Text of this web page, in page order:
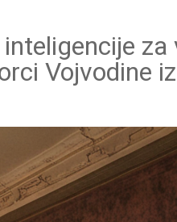
za
Vojvodine